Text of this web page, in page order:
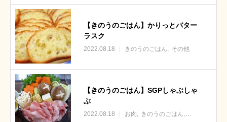
【きのうのごはん】かりっとバター
ラスク
2022.08.18 きのうのごはん その他
【きのうのごはん】SGPしゃぶしゃ
ぶ
2022.08.18 お肉 きのうのごはん